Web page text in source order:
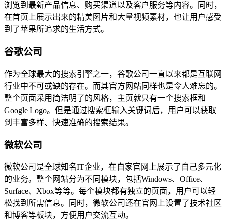
浏览到最新产品信息、购买渠道以及客户服务等内容。同时，
在首页上展示出来的精美图片和大量视频素材，也让用户感受
到了苹果所追求的生活方式。
谷歌公司
作为全球最大的搜索引擎之一，谷歌公司一直以来都是互联网
行业中不可或缺的存在。而其官方网站同样也是令人难忘的。
整个页面采用简洁明了的风格，主页就只有一个搜索框和
Google Logo。但是通过搜索框输入关键词后，用户可以获取
到丰富多样、快速准确的搜索结果。
微软公司
微软公司是全球知名IT企业，在自家官网上展示了自己多元化
的业务。整个网站分为不同模块，包括Windows、Office、
Surface、Xbox等等。每个模块都有独立的页面，用户可以轻
松找到所需信息。同时，微软公司还在官网上设置了技术社区
和博客等板块，方便用户交流互动。